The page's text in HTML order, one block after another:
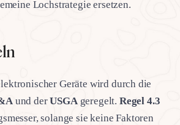
Lochstrategie ersetzen.
Geräte wird durch die
und derUSGAgeregelt. Regel 4.3
solange sie keine Faktoren